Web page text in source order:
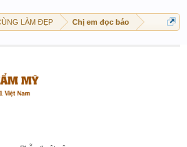
LÀM ĐẸP Chị em đọc báo